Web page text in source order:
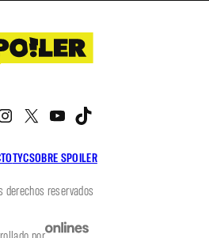
TYCSOBRE SPOILER
Instagram
X YouTube
derechos reservados